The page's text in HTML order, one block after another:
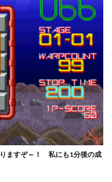
ますぞ～！ 私にも1分後の成